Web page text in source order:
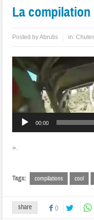
La
Posted byAbrutis in:
vidéo
00:00
».
Tags: compilations cool
share 0